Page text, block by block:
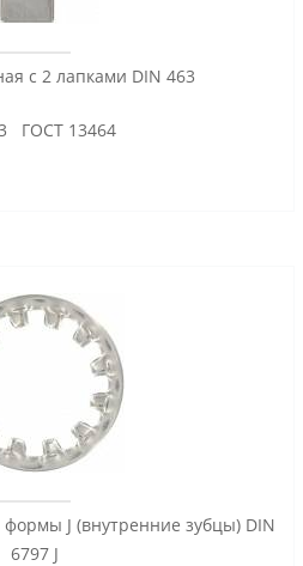
с 2 лапками DIN 463
ГОСТ 13464
J (внутренние зубцы) DIN
6797 J